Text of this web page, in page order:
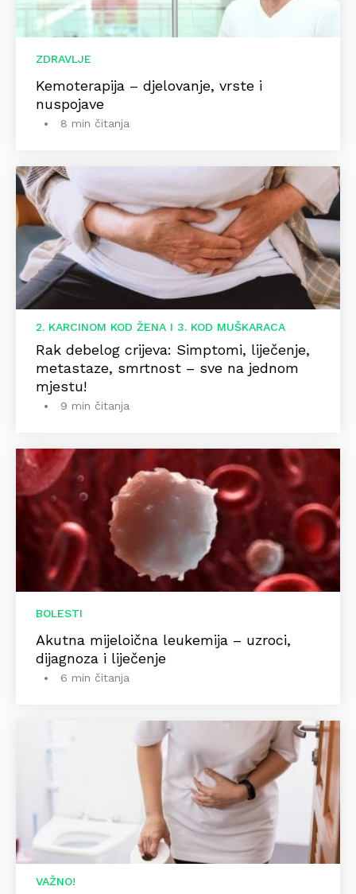
ZDRAVLJE
Kemoterapija – djelovanje, vrste i
nuspojave
8 min čitanja
2. KARCINOM KOD ŽENA I 3. KOD MUŠKARACA
Rak debelog crijeva: Simptomi, liječenje,
metastaze, smrtnost – sve na jednom
mjestu!
9 min čitanja
BOLESTI
Akutna mijeloična leukemija – uzroci,
dijagnoza i liječenje
6 min čitanja
VAŽNO!